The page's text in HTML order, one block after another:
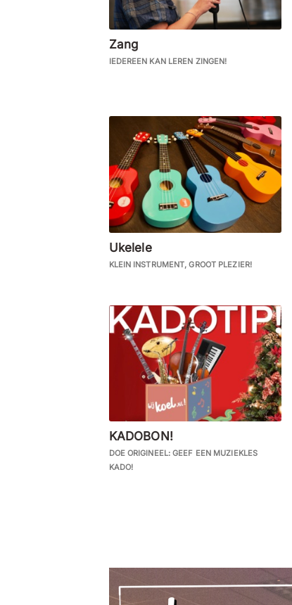
Zang
IEDEREEN KAN LEREN ZINGEN!
Ukelele
KLEIN INSTRUMENT, GROOT PLEZIER!
KADOBON!
DOE ORIGINEEL: GEEF EEN MUZIEKLES
KADO!